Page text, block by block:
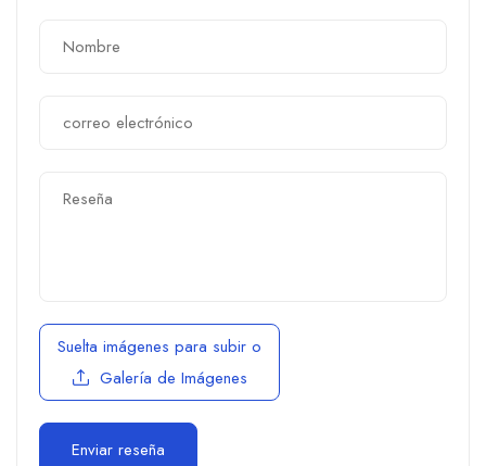
Suelta imágenes para subir o
Galería de Imágenes